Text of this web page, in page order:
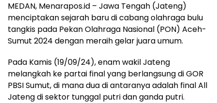
MEDAN, Menarapos.id – Jawa Tengah (Jateng)
menciptakan sejarah baru di cabang olahraga bulu
tangkis pada Pekan Olahraga Nasional (PON) Aceh-
Sumut 2024 dengan meraih gelar juara umum.
Pada Kamis (19/09/24), enam wakil Jateng
melangkah ke partai final yang berlangsung di GOR
PBSI Sumut, di mana dua di antaranya adalah final All
Jateng di sektor tunggal putri dan ganda putri.